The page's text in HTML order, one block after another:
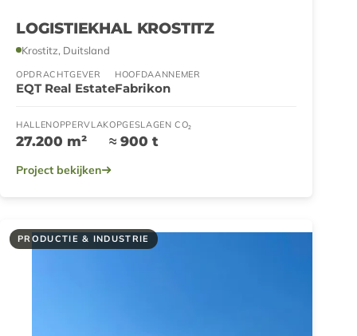
LOGISTIEKHAL KROSTITZ
Krostitz, Duitsland
OPDRACHTGEVER
EQT Real Estate
HOOFDAANNEMER
Fabrikon
HALLENOPPERVLAK
27.200 m²
OPGESLAGEN CO₂
≈ 900 t
Project bekijken
PRODUCTIE & INDUSTRIE